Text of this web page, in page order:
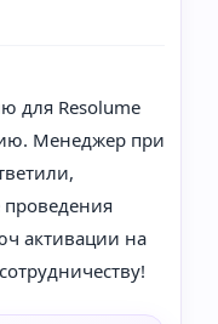
для Resolume
Менеджер при
проведения
активации на